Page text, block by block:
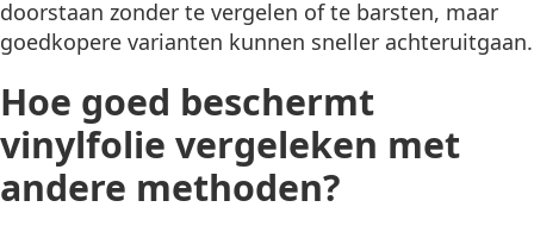
doorstaan zonder te vergelen of te barsten, maar
goedkopere varianten kunnen sneller achteruitgaan.
Hoe goed beschermt
vinylfolie vergeleken met
andere methoden?